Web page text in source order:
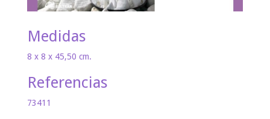
Medidas
8 x 8 x 45,50 cm.
Referencias
73411